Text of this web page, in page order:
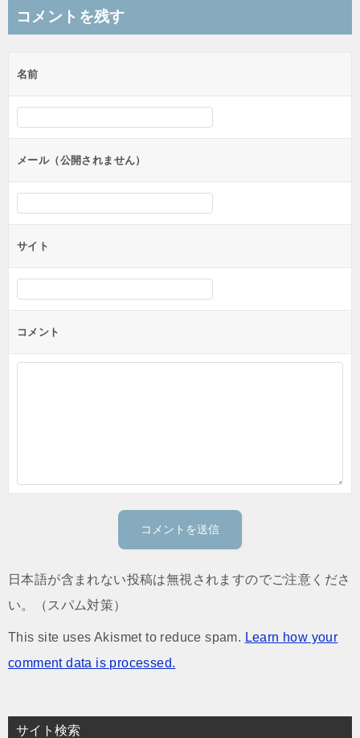
ビ
ー
シ
ン
コメントを残す
名前
メール（公開されません）
サイト
コメント
日本語が含まれない投稿は無視されますのでご注意くださ
い。（スパム対策）
This site uses Akismet to reduce spam. Learn how your
comment data is processed.
サイト検索